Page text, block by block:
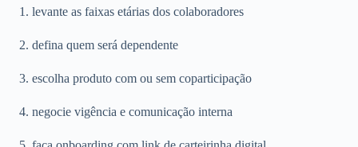
levante as faixas etárias dos colaboradores
defina quem será dependente
escolha produto com ou sem coparticipação
negocie vigência e comunicação interna